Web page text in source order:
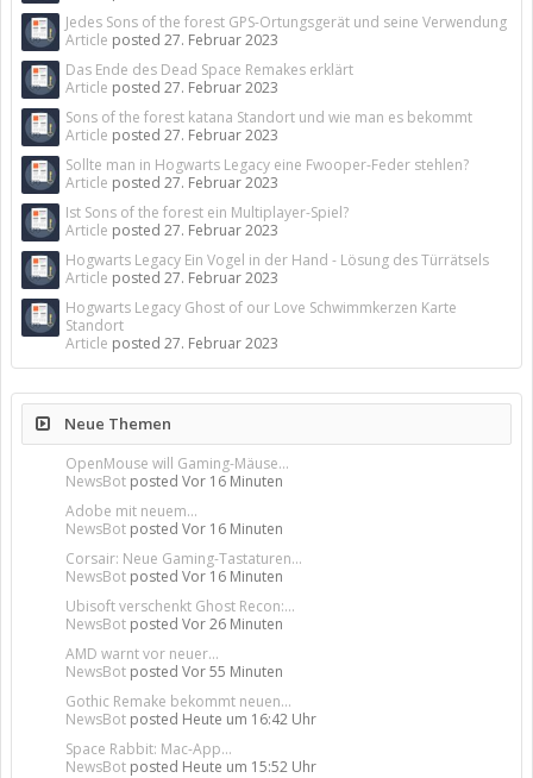
Jedes Sons of the forest GPS-Ortungsgerät und seine Verwendung
Article posted 27. Februar 2023
Das Ende des Dead Space Remakes erklärt
Article posted 27. Februar 2023
Sons of the forest katana Standort und wie man es bekommt
Article posted 27. Februar 2023
Sollte man in Hogwarts Legacy eine Fwooper-Feder stehlen?
Article posted 27. Februar 2023
Ist Sons of the forest ein Multiplayer-Spiel?
Article posted 27. Februar 2023
Hogwarts Legacy Ein Vogel in der Hand - Lösung des Türrätsels
Article posted 27. Februar 2023
Hogwarts Legacy Ghost of our Love Schwimmkerzen Karte
Standort
Article posted 27. Februar 2023
Neue Themen
OpenMouse will Gaming-Mäuse...
NewsBot posted Vor 16 Minuten
Adobe mit neuem...
NewsBot posted Vor 16 Minuten
Corsair: Neue Gaming-Tastaturen...
NewsBot posted Vor 16 Minuten
Ubisoft verschenkt Ghost Recon:...
NewsBot posted Vor 26 Minuten
AMD warnt vor neuer...
NewsBot posted Vor 55 Minuten
Gothic Remake bekommt neuen...
NewsBot posted Heute um 16:42 Uhr
Space Rabbit: Mac-App...
NewsBot posted Heute um 15:52 Uhr